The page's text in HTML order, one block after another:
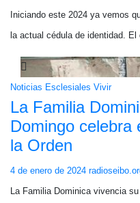
Iniciando este 2024 ya vemos
la actual cédula de identidad.
Noticias Esclesiales Vivir
La Familia
Domingo celebra
la Orden
4 de enero de 2024
La Familia Dominica vivencia